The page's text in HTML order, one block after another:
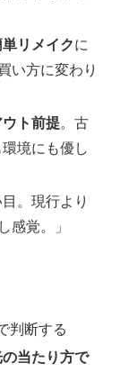
リメイクに
い方に変わり
ト前提。古
境にも優し
。現行より
感覚。」
判断する
当たり方で